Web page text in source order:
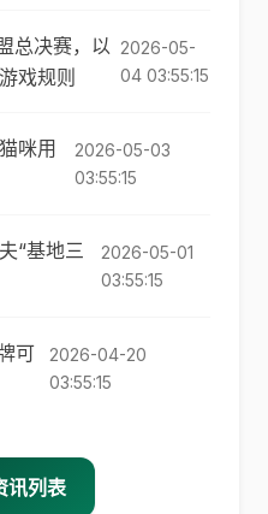
总决赛，以
戏规则
2026-05-
04 03:55:15
咪用
2026-05-03
03:55:15
“基地三
2026-05-01
03:55:15
可
2026-04-20
03:55:15
讯列表